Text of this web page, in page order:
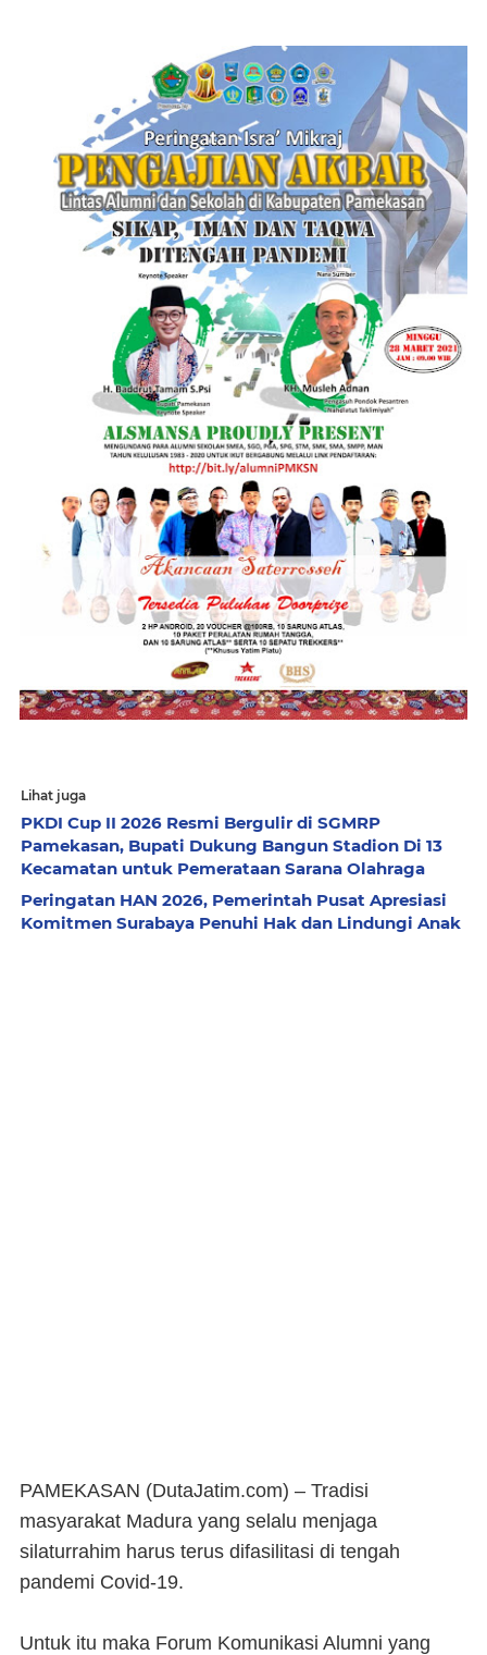
Lihat juga
PKDI Cup II 2026 Resmi Bergulir di SGMRP
Pamekasan, Bupati Dukung Bangun Stadion Di 13
Kecamatan untuk Pemerataan Sarana Olahraga
Peringatan HAN 2026, Pemerintah Pusat Apresiasi
Komitmen Surabaya Penuhi Hak dan Lindungi Anak
PAMEKASAN (DutaJatim.com) – Tradisi
masyarakat Madura yang selalu menjaga
silaturrahim harus terus difasilitasi di tengah
pandemi Covid-19.
Untuk itu maka Forum Komunikasi Alumni yang